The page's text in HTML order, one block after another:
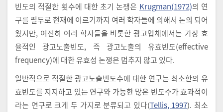
빈도의 적절한 횟수에 대한 초기 논쟁은 Krugman(1972)의 연
구를 필두로 현재에 이르기까지 여러 학자들에 의해서 논의 되어
왔지만, 여전히 여러 학자들을 비롯한 광고업체에서는 가장 효
율적인 광고노출빈도, 즉 광고노출의 유효빈도(effective
frequency)에 대한 유효성 논쟁은 멈추지 않고 있다.
일반적으로 적절한 광고노출빈도수에 대한 연구는 최소한의 유
효빈도를 지지하고 있는 연구와 가능한 많은 빈도수가 효과적이
라는 연구로 크게 두 가지로 분류되고 있다(Tellis, 1997). 최소